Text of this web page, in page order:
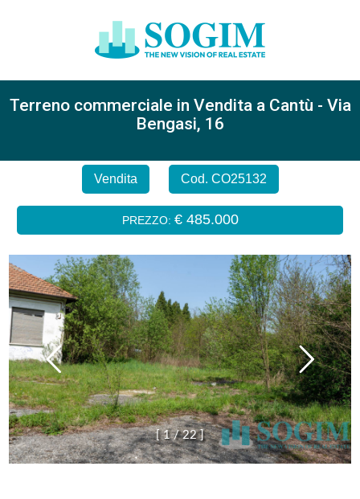
Terreno commerciale in Vendita a Cantù - Via
Bengasi, 16
Vendita Cod. CO25132
PREZZO: € 485.000
[ 1 / 22 ]